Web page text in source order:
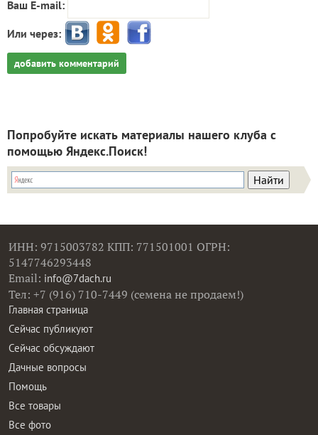
Ваш E-mail:
Или через:
добавить комментарий
Попробуйте искать материалы нашего клуба с
помощью Яндекс.Поиск!
ИНН: 9715003782 КПП: 771501001 ОГРН:
5147746293448
Email: info@7dach.ru
Тел: +7 (916) 710-7449 (семена не продаем!)
Главная страница
Сейчас публикуют
Сейчас обсуждают
Дачные вопросы
Помощь
Все товары
Все фото